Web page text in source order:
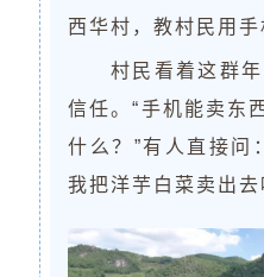
西华村，教村民用手
村民看着这群
信任。“手机能卖东
什么？”有人直接问
我把洋芋白菜卖出去